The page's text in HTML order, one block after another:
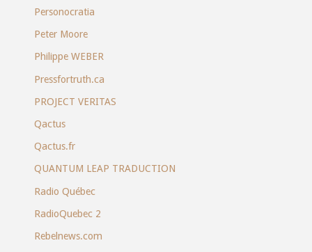
Personocratia
Peter Moore
Philippe WEBER
Pressfortruth.ca
PROJECT VERITAS
Qactus
Qactus.fr
QUANTUM LEAP TRADUCTION
Radio Québec
RadioQuebec 2
Rebelnews.com